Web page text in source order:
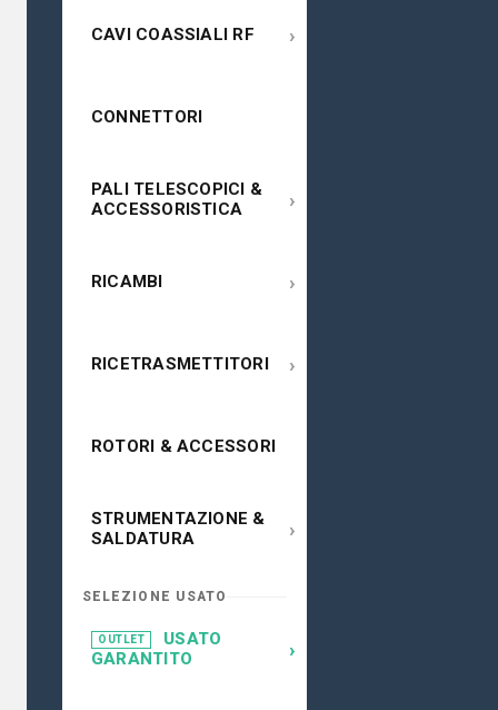
CAVI COASSIALI RF ›
CONNETTORI
PALI TELESCOPICI &
ACCESSORISTICA
›
RICAMBI ›
RICETRASMETTITORI ›
ROTORI & ACCESSORI
STRUMENTAZIONE &
SALDATURA
›
SELEZIONE USATO
OUTLET
USATO
GARANTITO
›